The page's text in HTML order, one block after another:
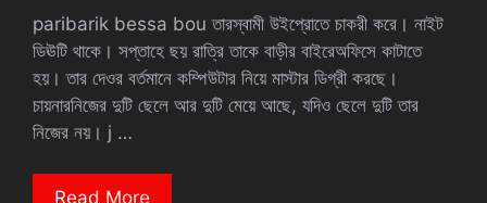
paribarik bessa bou তারস্বামী উইপ্রোতে চাকরী করে। নাইট
ডিঊটি থাকে। সপ্তাহে ছয় রাত্রি তাকে বাড়ীর বাইরেঅফিসে কাটাতে
হয়। তার দেওর বর্তমানে কম্পিউটার নিয়ে মাস্টার ডিগ্রী করছে।
চায়নারনিজের দুটি ছেলে আর দুটি মেয়ে আছে, যদিও ছেলে দুটি তার
নিজের নয়। j …
Read More